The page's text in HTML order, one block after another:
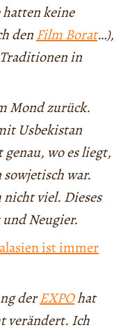
hatten keine
denFilm Borat…),
in
Mond zurück.
Usbekistan
wo es liegt,
sowjetisch war.
nicht viel. Dieses
Neugier.
ist immer
derEXPOhat
verändert. Ich